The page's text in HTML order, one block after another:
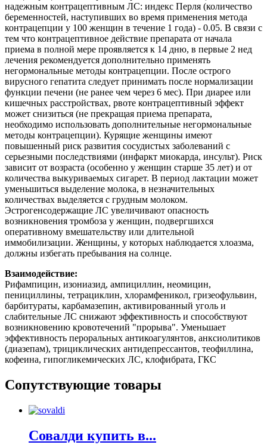
надежным контрацептивным ЛС: индекс Перля (количество
беременностей, наступивших во время применения метода
контрацепции у 100 женщин в течение 1 года) - 0.05. В связи с
тем что контрацептивное действие препарата от начала
приема в полной мере проявляется к 14 дню, в первые 2 нед
лечения рекомендуется дополнительно применять
негормональные методы контрацепции. После острого
вирусного гепатита следует принимать после нормализации
функции печени (не ранее чем через 6 мес). При диарее или
кишечных расстройствах, рвоте контрацептивный эффект
может снизиться (не прекращая приема препарата,
необходимо использовать дополнительные негормональные
методы контрацепции). Курящие женщины имеют
повышенный риск развития сосудистых заболеваний с
серьезными последствиями (инфаркт миокарда, инсульт). Риск
зависит от возраста (особенно у женщин старше 35 лет) и от
количества выкуриваемых сигарет. В период лактации может
уменьшиться выделение молока, в незначительных
количествах выделяется с грудным молоком.
Эстрогенсодержащие ЛС увеличивают опасность
возникновения тромбоза у женщин, подвергшихся
оперативному вмешательству или длительной
иммобилизации. Женщины, у которых наблюдается хлоазма,
должны избегать пребывания на солнце.
Взаимодействие:
Рифампицин, изониазид, ампициллин, неомицин,
пенициллины, тетрациклин, хлорамфеникол, гризеофульвин,
барбитураты, карбамазепин, активированный уголь и
слабительные ЛС снижают эффективность и способствуют
возникновению кровотечений "прорыва". Уменьшает
эффективность пероральных антикоагулянтов, анксиолитиков
(диазепам), трициклических антидепрессантов, теофиллина,
кофеина, гипогликемических ЛС, клофибрата, ГКС
Сопутствующие товары
Совалди купить в...